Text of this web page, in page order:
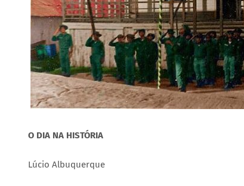
O DIA NA HISTÓRIA
Lúcio Albuquerque